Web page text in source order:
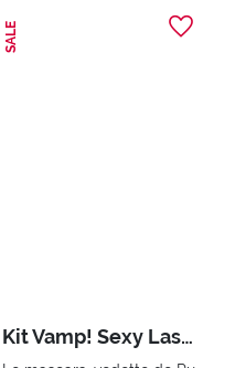
SALE
Kit Vamp! Sexy Lashes & Miss Pupa Gloss